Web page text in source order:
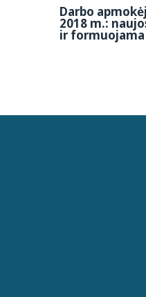
Darbo
2018 m.:
ir